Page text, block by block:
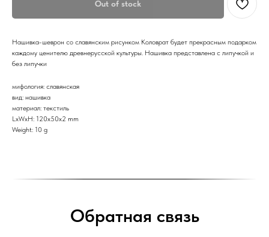
Out of stock
Нашивка-шеврон со славянским рисунком Коловрат будет прекрасным подарком
каждому ценителю древнерусской культуры. Нашивка представлена с липучкой и
без липучки
мифология: славянская
вид: нашивка
материал: текстиль
LxWxH: 120x50x2 mm
Weight: 10 g
Обратная связь